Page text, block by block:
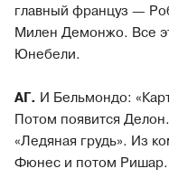
главный француз —
Милен Демонжо. Все
Юнебели.
АГ. И Бельмондо:
Потом появится
«Ледяная грудь». Из
Фюнес и потом